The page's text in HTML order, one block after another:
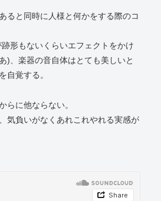
ると同時に人様と何かをする際のコ
形もないくらいエフェクトをかけ
)、楽器の音自体はとても美しいと
自覚する。
らに他ならない。
気負いがなくあれこれやれる実感が